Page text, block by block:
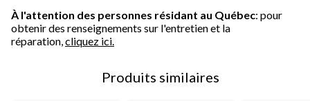
À l'attention des personnes résidant au Québec: pour
obtenir des renseignements sur l'entretien et la
réparation,cliquez ici.
Produits similaires